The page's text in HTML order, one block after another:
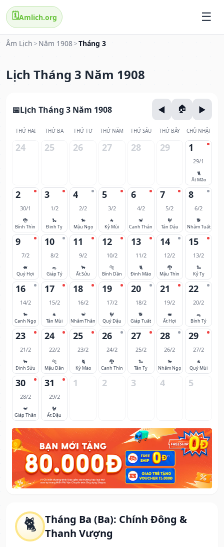
🗓️Amlich.org
Âm Lịch > Năm 1908>Tháng 3
Lịch Tháng 3 Năm 1908
🐈
Tháng Ba (Ba): Chính Đông &
Thanh Vượng
Lịch Tháng 3 Năm 1908
THỨ HAI THỨ BA THỨ TƯ THỨ NĂM THỨ SÁU THỨ BẢY CHỦ NHẬT
24 25 26 27 28 29 1
29/1
🐈
Ất Mão
2
30/1
🐉
Bính Thìn
3
1/2
🐍
Đinh Tỵ
4
2/2
🐎
Mậu Ngọ
5
3/2
🐐
Kỷ Mùi
6
4/2
🐒
Canh Thân
7
5/2
🐓
Tân Dậu
8
6/2
🐕
Nhâm Tuất
9
7/2
🐖
Quý Hợi
10
8/2
🐀
Giáp Tý
11
9/2
🐂
Ất Sửu
12
10/2
🐅
Bính Dần
13
11/2
🐈
Đinh Mão
14
12/2
🐉
Mậu Thìn
15
13/2
🐍
Kỷ Tỵ
16
14/2
🐎
Canh Ngọ
17
15/2
🐐
Tân Mùi
18
16/2
🐒
Nhâm Thân
19
17/2
🐓
Quý Dậu
20
18/2
🐕
Giáp Tuất
21
19/2
🐖
Ất Hợi
22
20/2
🐀
Bính Tý
23
21/2
🐂
Đinh Sửu
24
22/2
🐅
Mậu Dần
25
23/2
🐈
Kỷ Mão
26
24/2
🐉
Canh Thìn
27
25/2
🐍
Tân Tỵ
28
26/2
🐎
Nhâm Ngọ
29
27/2
🐐
Quý Mùi
30
28/2
🐒
Giáp Thân
31
29/2
🐓
Ất Dậu
1 2 3 4 5